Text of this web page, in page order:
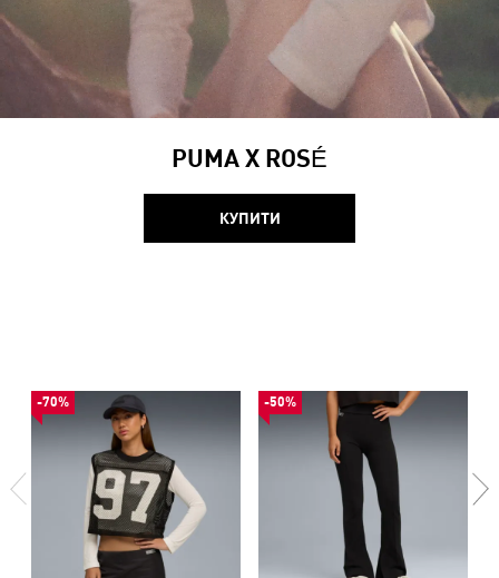
PUMA X ROSÉ
КУПИТИ
-70% -50%